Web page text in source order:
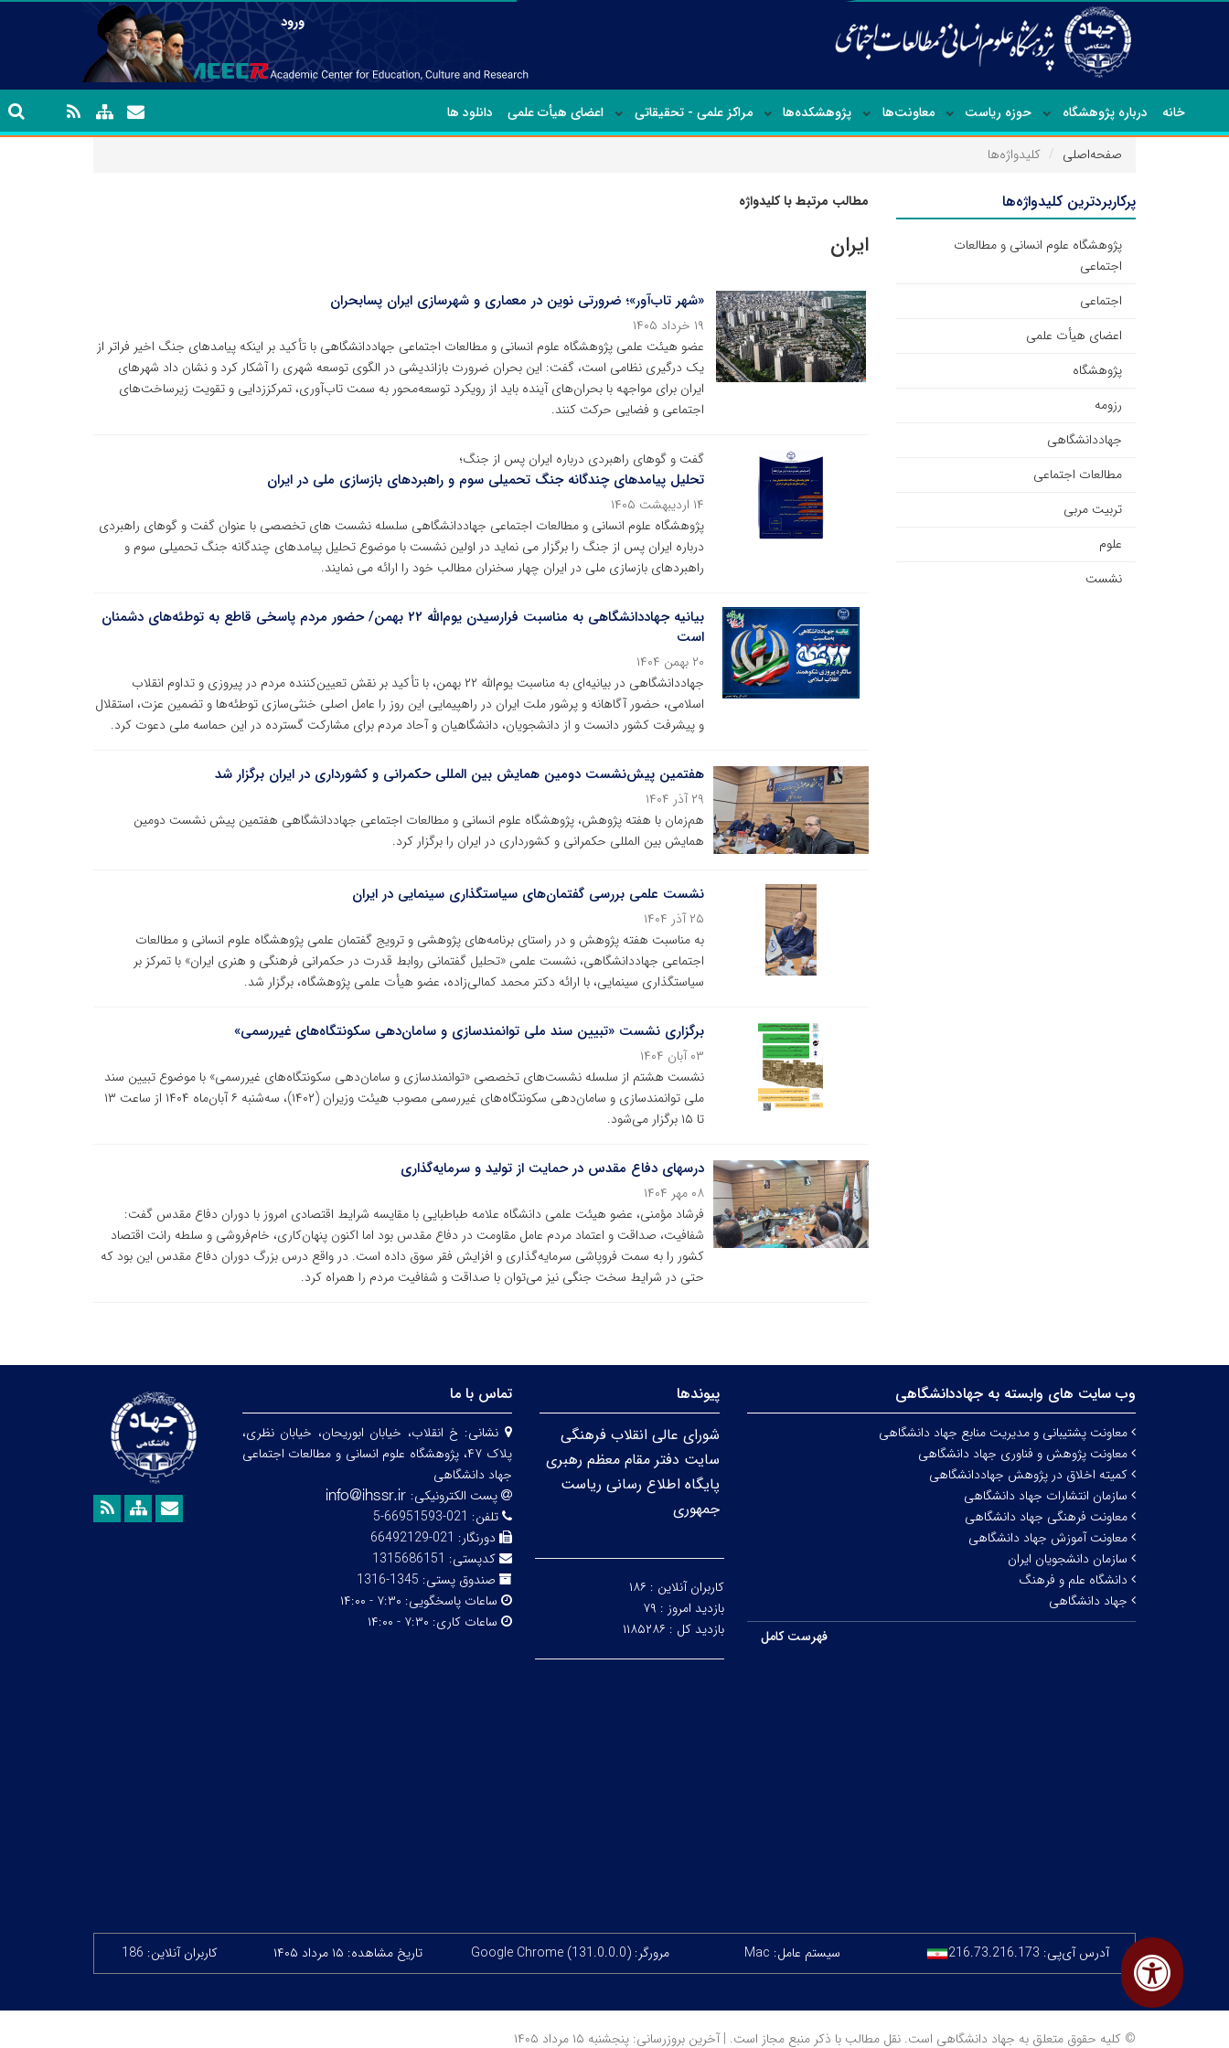
ورود
خانه درباره پژوهشگاه حوزه ریاست معاونت‌ها پژوهشکده‌ها مراکز علمی - تحقیقاتی اعضای هیأت علمی دانلود ها
صفحه‌اصلی کلیدواژه‌ها
مطالب مرتبط با کلیدواژه
ایران
«شهر تاب‌آور»؛ ضرورتی نوین در معماری و شهرسازی ایران پسابحران
۱۹ خرداد ۱۴۰۵
عضو هیئت علمی پژوهشگاه علوم انسانی و مطالعات اجتماعی جهاددانشگاهی با تأکید بر اینکه پیامدهای جنگ اخیر فراتر از
یک درگیری نظامی است، گفت: این بحران ضرورت بازاندیشی در الگوی توسعه شهری را آشکار کرد و نشان داد شهرهای
ایران برای مواجهه با بحران‌های آینده باید از رویکرد توسعه‌محور به سمت تاب‌آوری، تمرکززدایی و تقویت زیرساخت‌های
اجتماعی و فضایی حرکت کنند.
گفت و گوهای راهبردی درباره ایران پس از جنگ؛
تحلیل پیامدهای چندگانه جنگ تحمیلی سوم و راهبردهای بازسازی ملی در ایران
۱۴ اردیبهشت ۱۴۰۵
پژوهشگاه علوم انسانی و مطالعات اجتماعی جهاددانشگاهی سلسله نشست های تخصصی با عنوان گفت و گوهای راهبردی
درباره ایران پس از جنگ را برگزار می نماید در اولین نشست با موضوع تحلیل پیامدهای چندگانه جنگ تحمیلی سوم و
راهبردهای بازسازی ملی در ایران چهار سخنران مطالب خود را ارائه می نمایند.
بیانیه جهاددانشگاهی به مناسبت فرارسیدن یوم‌الله ۲۲ بهمن/ حضور مردم پاسخی قاطع به توطئه‌های دشمنان
است
۲۰ بهمن ۱۴۰۴
جهاددانشگاهی در بیانیه‌ای به مناسبت یوم‌الله ۲۲ بهمن، با تأکید بر نقش تعیین‌کننده مردم در پیروزی و تداوم انقلاب
اسلامی، حضور آگاهانه و پرشور ملت ایران در راهپیمایی این روز را عامل اصلی خنثی‌سازی توطئه‌ها و تضمین عزت، استقلال
و پیشرفت کشور دانست و از دانشجویان، دانشگاهیان و آحاد مردم برای مشارکت گسترده در این حماسه ملی دعوت کرد.
هفتمین پیش‌نشست دومین همایش بین المللی حکمرانی و کشورداری در ایران برگزار شد
۲۹ آذر ۱۴۰۴
هم‌زمان با هفته پژوهش، پژوهشگاه علوم انسانی و مطالعات اجتماعی جهاددانشگاهی هفتمین پیش نشست دومین
همایش بین المللی حکمرانی و کشورداری در ایران را برگزار کرد.
نشست علمی بررسی گفتمان‌های سیاستگذاری سینمایی در ایران
۲۵ آذر ۱۴۰۴
به مناسبت هفته پژوهش و در راستای برنامه‌های پژوهشی و ترویج گفتمان علمی پژوهشگاه علوم انسانی و مطالعات
اجتماعی جهاددانشگاهی، نشست علمی «تحلیل گفتمانی روابط قدرت در حکمرانی فرهنگی و هنری ایران» با تمرکز بر
سیاستگذاری سینمایی، با ارائه دکتر محمد کمالی‌زاده، عضو هیأت علمی پژوهشگاه، برگزار شد.
برگزاری نشست «تبیین سند ملی توانمندسازی و سامان‌دهی سکونتگاه‌های غیررسمی»
۰۳ آبان ۱۴۰۴
نشست هشتم از سلسله نشست‌های تخصصی «توانمندسازی و سامان‌دهی سکونتگاه‌های غیررسمی» با موضوع تبیین سند
ملی توانمندسازی و سامان‌دهی سکونتگاه‌های غیررسمی مصوب هیئت وزیران (۱۴۰۲)، سه‌شنبه ۶ آبان‌ماه ۱۴۰۴ از ساعت ۱۳
تا ۱۵ برگزار می‌شود.
درسهای دفاع مقدس در حمایت از تولید و سرمایه‌گذاری
۰۸ مهر ۱۴۰۴
فرشاد مؤمنی، عضو هیئت علمی دانشگاه علامه طباطبایی با مقایسه شرایط اقتصادی امروز با دوران دفاع مقدس گفت:
شفافیت، صداقت و اعتماد مردم عامل مقاومت در دفاع مقدس بود اما اکنون پنهان‌کاری، خام‌فروشی و سلطه رانت اقتصاد
کشور را به سمت فروپاشی سرمایه‌گذاری و افزایش فقر سوق داده است. در واقع درس بزرگ دوران دفاع مقدس این بود که
حتی در شرایط سخت جنگی نیز می‌توان با صداقت و شفافیت مردم را همراه کرد.
پرکاربردترین کلیدواژه‌ها
پژوهشگاه علوم انسانی و مطالعات
اجتماعی
اجتماعی
اعضای هیأت علمی
پژوهشگاه
رزومه
جهاددانشگاهی
مطالعات اجتماعی
تربیت مربی
علوم
نشست
وب سایت های وابسته به جهاددانشگاهی
معاونت پشتیبانی و مدیریت منابع جهاد دانشگاهی
معاونت پژوهش و فناوری جهاد دانشگاهی
کمیته اخلاق در پژوهش جهاددانشگاهی
سازمان انتشارات جهاد دانشگاهی
معاونت فرهنگی جهاد دانشگاهی
معاونت آموزش جهاد دانشگاهی
سازمان دانشجویان ایران
دانشگاه علم و فرهنگ
جهاد دانشگاهی
فهرست کامل
پیوندها
شورای عالی انقلاب فرهنگی
سایت دفتر مقام معظم رهبری
پایگاه اطلاع رسانی ریاست
جمهوری
کاربران آنلاین : ۱۸۶
بازدید امروز : ۷۹
بازدید کل : ۱۱۸۵۲۸۶
تماس با ما
نشانی: خ انقلاب، خیابان ابوریحان، خیابان نظری،
پلاک ۴۷، پژوهشگاه علوم انسانی و مطالعات اجتماعی
جهاد دانشگاهی
پست الکترونیکی:
تلفن: 021-66951593-5
دورنگار: 021-66492129
کدپستی: 1315686151
صندوق پستی: 1345-1316
ساعات پاسخگویی: ۷:۳۰ - ۱۴:۰۰
ساعات کاری: ۷:۳۰ - ۱۴:۰۰
آدرس آی‌پی: 216.73.216.173 سیستم عامل: Mac مرورگر: Google Chrome (131.0.0.0) تاریخ مشاهده: ۱۵ مرداد ۱۴۰۵ کاربران آنلاین: 186
© کلیه حقوق متعلق به جهاد دانشگاهی است. نقل مطالب با ذکر منبع مجاز است. | آخرین بروزرسانی: پنجشنبه ۱۵ مرداد ۱۴۰۵